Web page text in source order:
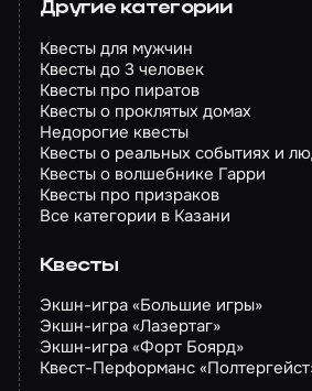
Другие категории
Квесты для мужчин
Квесты до 3 человек
Квесты про пиратов
Квесты о проклятых домах
Недорогие квесты
Квесты о реальных событиях и
Квесты о волшебнике Гарри
Квесты про призраков
Все категории в Казани
Квесты
Экшн-игра «Большие игры»
Экшн-игра «Лазертаг»
Экшн-игра «Форт Боярд»
Квест-Перформанс